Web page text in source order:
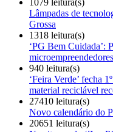
1079 leitura(s)
Lâmpadas de
Grossa
1318 leitura(s)
‘PG Bem Cuidada’:
940 leitura(s)
‘Feira Verde’ fecha
material reciclável
27410 leitura(s)
Novo calendário do
20651 leitura(s)